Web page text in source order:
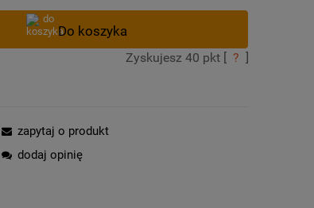
Zyskujesz 40 pkt [ ? ]
zapytaj o produkt
dodaj opinię